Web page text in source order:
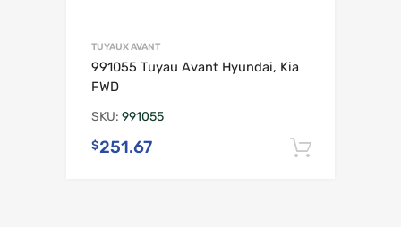
TUYAUX AVANT
991055 Tuyau Avant Hyundai, Kia
FWD
SKU: 991055
$251.67